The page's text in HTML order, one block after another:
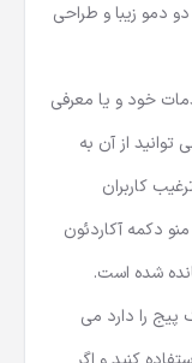
دو دمو زیبا و طراحی
خود و یا معرفی
از آن به
کاربران
منو دکمه آکاردئون
شده است.
پیج را دارد می